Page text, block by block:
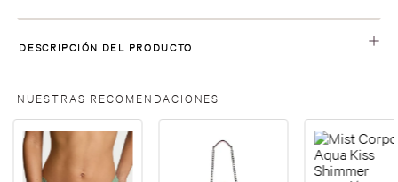
DESCRIPCIÓN DEL PRODUCTO
NUESTRAS RECOMENDACIONES